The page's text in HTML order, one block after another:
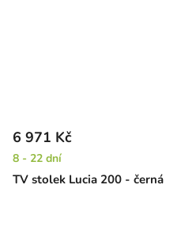
TV stolek Lucia 200 - černá
6 971 Kč
8 - 22 dní